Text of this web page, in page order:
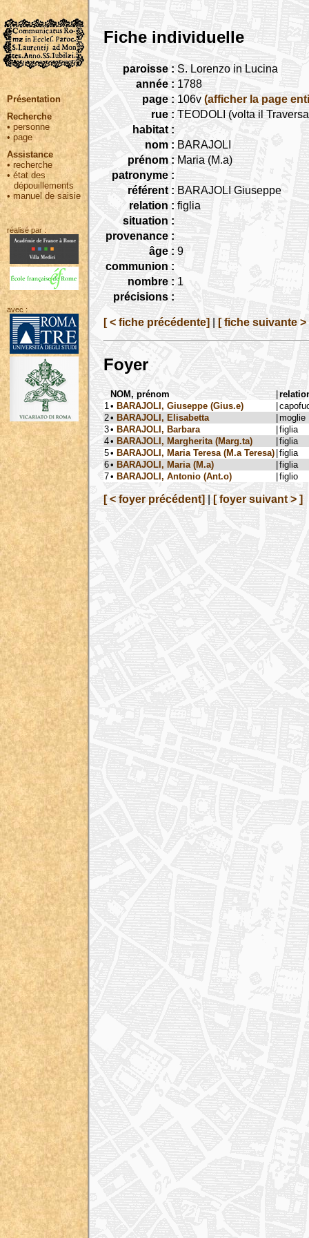
Présentation
Recherche
• personne
•page
Assistance
• recherche
•état des
dépouillements
•manuel de saisie
réalisé par :
avec :
Fiche individuelle
paroisse : S. Lorenzo in Lucina
année : 1788
page : 106v (afficher la page
rue : TEODOLI (volta il
habitat :
nom : BARAJOLI
prénom : Maria (M.a)
patronyme :
référent : BARAJOLI Giuseppe
relation : figlia
situation :
provenance :
âge : 9
communion :
nombre : 1
précisions :
[ < fiche précédente] [ fiche suivante >
Foyer
NOM, prénom |
1 • BARAJOLI, Giuseppe (Gius.e) |
2• BARAJOLI, Elisabetta |moglie
3• BARAJOLI, Barbara |figlia
4• BARAJOLI, Margherita (Marg.ta) |figlia
5• BARAJOLI, Maria Teresa (M.a Teresa) |figlia
6• BARAJOLI, Maria (M.a) |figlia
7• BARAJOLI, Antonio (Ant.o) |figlio
[ < foyer précédent] [ foyer suivant > ]